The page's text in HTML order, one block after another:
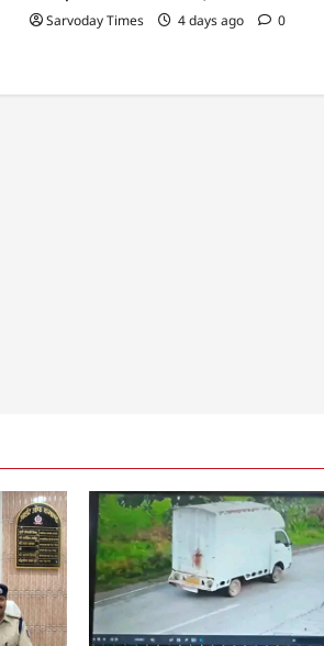
Sarvoday Times 4 days ago 0